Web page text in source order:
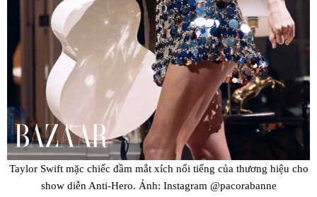
Taylor Swift mặc chiếc đầm mắt xích nổi tiếng của thương hiệu cho
show diễn Anti-Hero. Ảnh: Instagram @pacorabanne